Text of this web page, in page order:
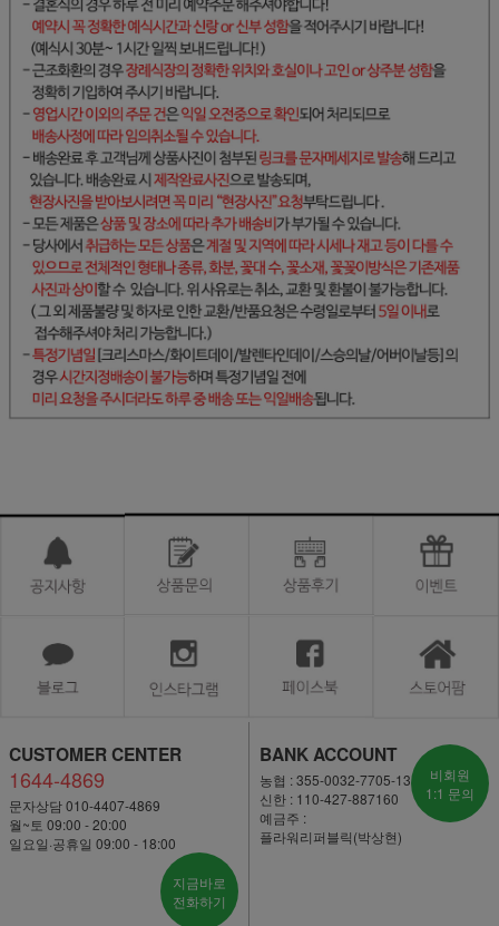
CUSTOMER CENTER
1644-4869
문자상담 010-4407-4869
월~토 09:00 - 20:00
일요일·공휴일 09:00 - 18:00
지금바로
전화하기
BANK ACCOUNT
농협 : 355-0032-7705-13
신한 : 110-427-887160
예금주 :
플라워리퍼블릭(박상현)
비회원
1:1 문의